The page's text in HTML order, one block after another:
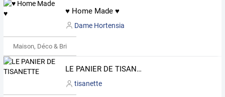
♥ Home Made ♥
Dame Hortensia
Maison, Déco & Bricolage
LE PANIER DE TISANETTE
tisanette